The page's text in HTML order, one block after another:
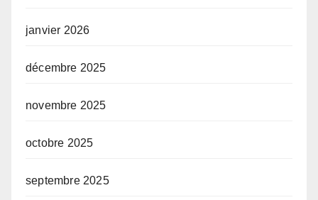
janvier 2026
décembre 2025
novembre 2025
octobre 2025
septembre 2025